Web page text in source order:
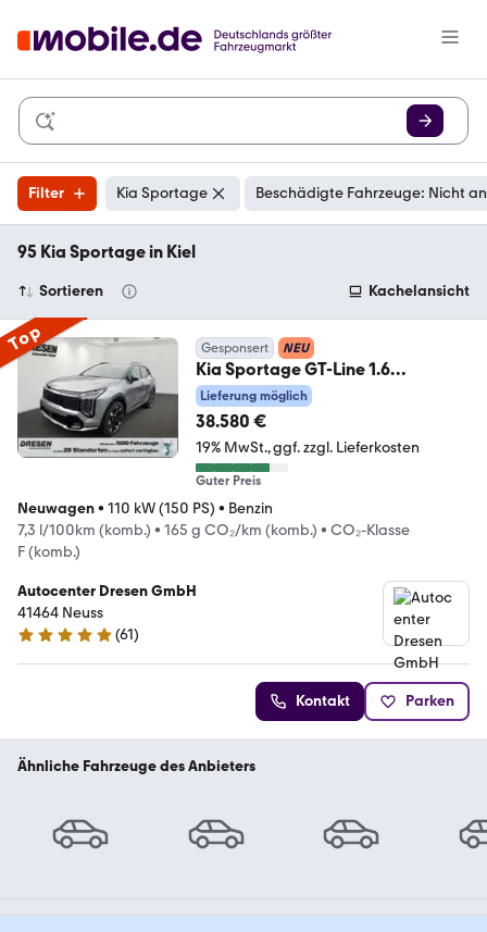
Filter Kia Sportage Beschädigte Fahrzeuge: Nicht
95 Kia Sportage in Kiel
Sortieren Kachelansicht
Top Gesponsert NEU
Kia Sportage GT-Line 1.6
GLASDACH,HEAD-
UP,360°KAMERA
Lieferung möglich
38.580 €
19% MwSt. ggf. zzgl. Lieferkosten
Guter Preis
Neuwagen• 110 kW (150 PS) • Benzin
7,3 l/100km (komb.) • 165 g CO₂/km (komb.) • CO₂-Klasse
F (komb.)
Autocenter Dresen GmbH
41464 Neuss
4.9 Sterne
(61)
Kontakt Parken
Ähnliche Fahrzeuge des Anbieters